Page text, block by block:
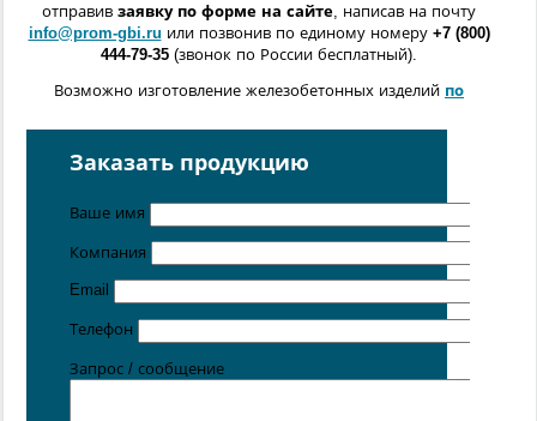
отправив заявку по форме на сайте, написав на почту
info@prom-gbi.ru или позвонив по единому номеру +7 (800)
444-79-35 (звонок по России бесплатный).
Возможно изготовление железобетонных изделий по
расположенных вСанкт-Петербурге
Цена от 5 руб. / кг
Заказать продукцию
Ваше имя
Компания
Email
Телефон
Запрос / сообщение